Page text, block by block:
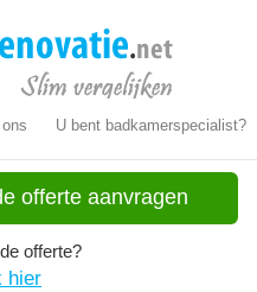
U bent badkamerspecialist?
offerte aanvragen
offerte?
hier